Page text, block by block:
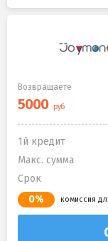
Возвращаете
1й кредит
Макс. сумма
Срок
0% комиссия